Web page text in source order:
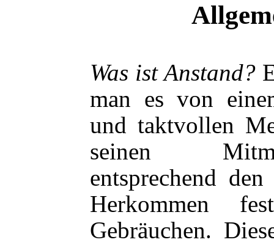
Was ist Anstand?
man es von
und taktvollen
seinen
entsprechend
Herkommen
Gebräuchen.